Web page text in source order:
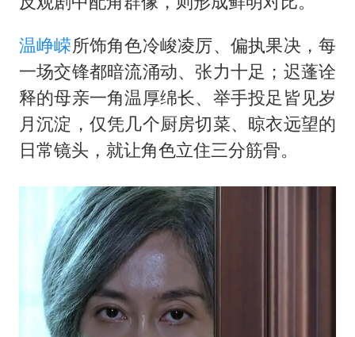
温峥嵘所饰角色冷峻凌厉、偏执果决，每
一场交锋都暗流涌动、张力十足；迟蓬诠
释的母亲一角温厚绵长、举手投足皆见岁
月沉淀，仅凭几个厨房切菜、晾衣远望的
日常镜头，就让角色立住三分筋骨。